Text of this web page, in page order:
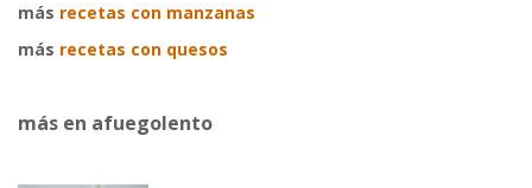
más recetas con manzanas
más recetas con quesos
más en afuegolento